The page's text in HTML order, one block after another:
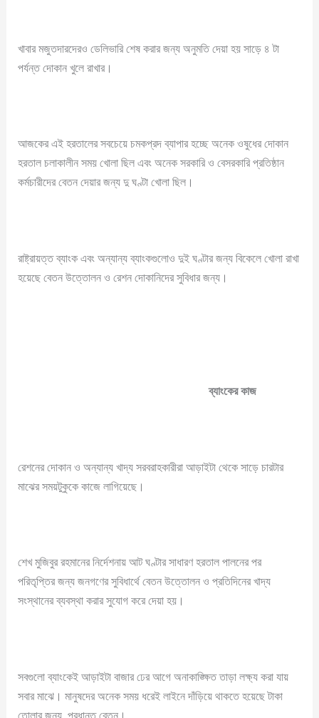
খাবার মজুতদারদেরও ডেলিভারি শেষ করার জন্য অনুমতি দেয়া হয় সাড়ে ৪ টা
পর্যন্ত দোকান খুলে রাখার।
আজকের এই হরতালের সবচেয়ে চমকপ্রদ ব্যাপার হচ্ছে অনেক ওষুধের দোকান
হরতাল চলাকালীন সময় খোলা ছিল এবং অনেক সরকারি ও বেসরকারি প্রতিষ্ঠান
কর্মচারীদের বেতন দেয়ার জন্য দু ঘণ্টা খোলা ছিল।
রাষ্ট্রায়ত্ত ব্যাংক এবং অন্যান্য ব্যাংকগুলোও দুই ঘণ্টার জন্য বিকেলে খোলা রাখা
হয়েছে বেতন উত্তোলন ও রেশন দোকানিদের সুবিধার জন্য।
ব্যাংকের কাজ
রেশনের দোকান ও অন্যান্য খাদ্য সরবরাহকারীরা আড়াইটা থেকে সাড়ে চারটার
মাঝের সময়টুকুকে কাজে লাগিয়েছে।
শেখ মুজিবুর রহমানের নির্দেশনায় আট ঘণ্টার সাধারণ হরতাল পালনের পর
পরিতৃপ্তির জন্য জনগণের সুবিধার্থে বেতন উত্তোলন ও প্রতিদিনের খাদ্য
সংস্থানের ব্যবস্থা করার সুযোগ করে দেয়া হয়।
সবগুলো ব্যাংকেই আড়াইটা বাজার ঢের আগে অনাকাঙ্ক্ষিত তাড়া লক্ষ্য করা যায়
সবার মাঝে। মানুষদের অনেক সময় ধরেই লাইনে দাঁড়িয়ে থাকতে হয়েছে টাকা